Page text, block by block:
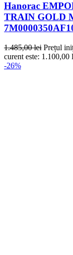
Hanorac
TRAIN GOLD
1.485,00lei Prețul
curent este: 1.100,00
-26%